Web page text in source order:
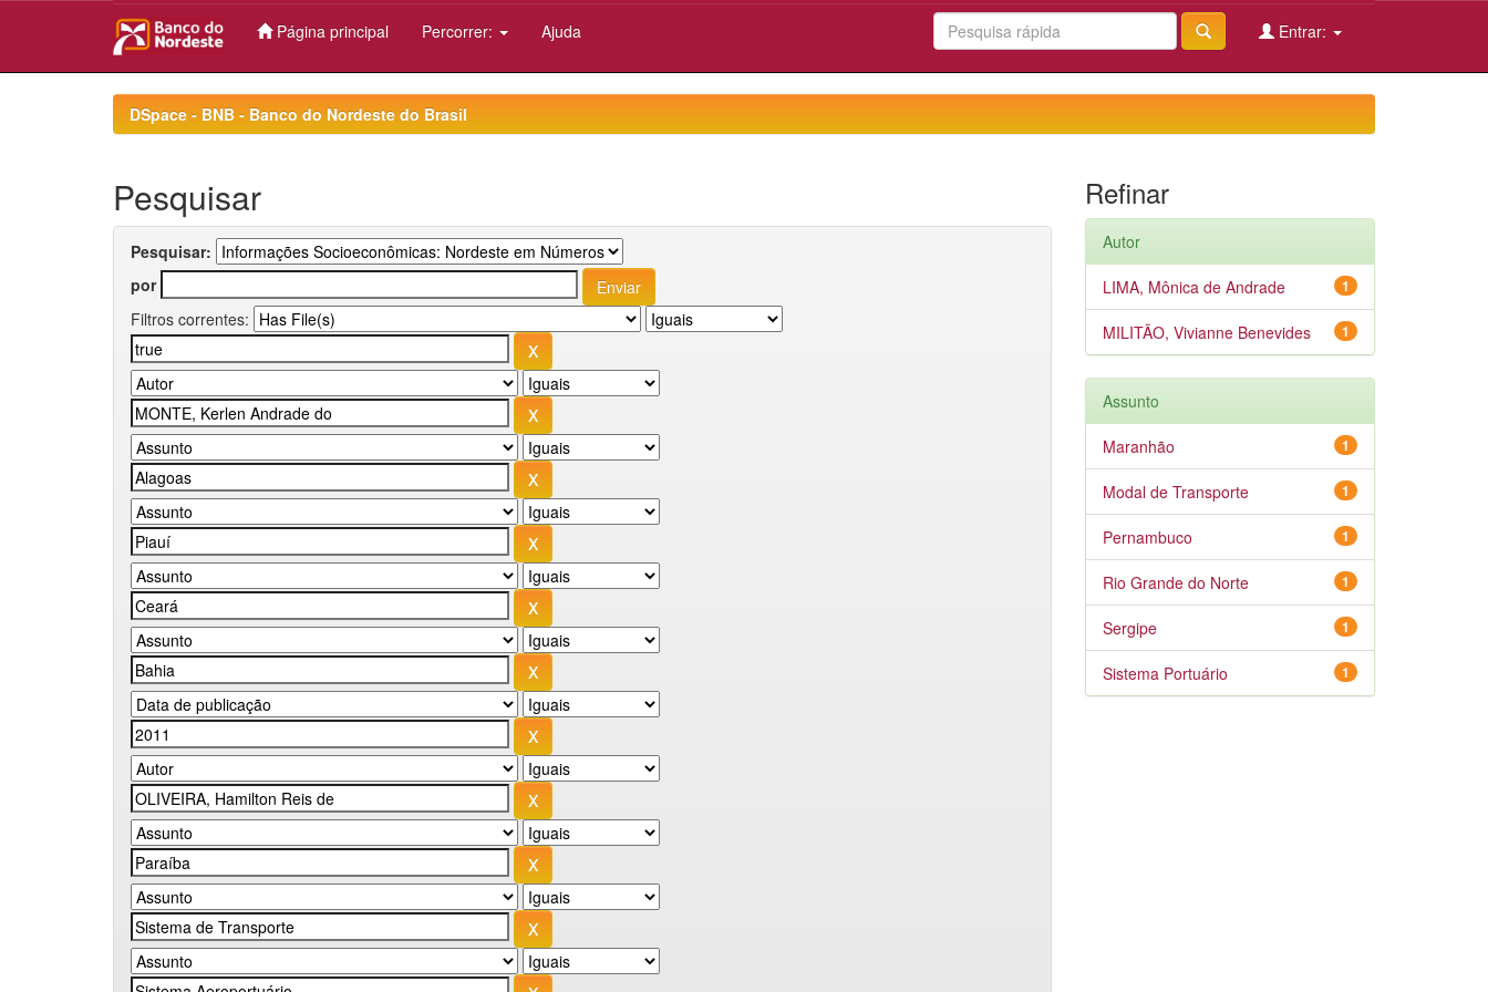
Página principal Percorrer: Ajuda Entrar:
DSpace - BNB - Banco do Nordeste do Brasil
Pesquisar
Pesquisar:
por
Filtros correntes:
Refinar
Autor
1
LIMA, Mônica de Andrade
1
MILITÃO, Vivianne Benevides
Assunto
1
Maranhão
1
Modal de Transporte
1
Pernambuco
1
Rio Grande do Norte
1
Sergipe
1
Sistema Portuário